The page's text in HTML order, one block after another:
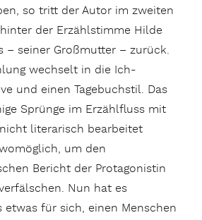
so tritt der Autor im zweiten
hinter der Erzählstimme Hilde
– seiner Großmutter – zurück.
wechselt in die Ich-
und einen Tagebuchstil. Das
Sprünge im Erzählfluss mit
literarisch bearbeitet
um den
Bericht der Protagonistin
Nun hat es
etwas für sich, einen Menschen